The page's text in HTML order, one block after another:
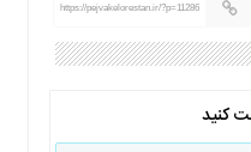
https://pejvakelorestan.ir/?p=11286
کنید